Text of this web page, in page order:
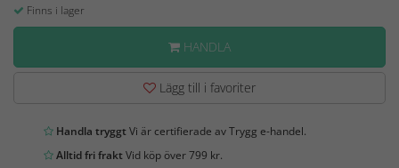
Finns i lager
HANDLA
Lägg till i favoriter
Handla tryggtVi är certifierade av Trygg e-handel.
Alltid fri fraktVid köp över 799 kr.